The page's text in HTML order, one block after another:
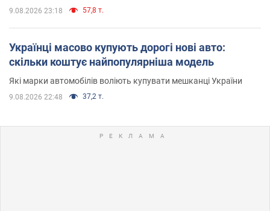
9.08.2026 23:18 57,8 т.
Українці масово купують дорогі нові авто:
скільки коштує найпопулярніша модель
Які марки автомобілів воліють купувати мешканці України
9.08.2026 22:48 37,2 т.